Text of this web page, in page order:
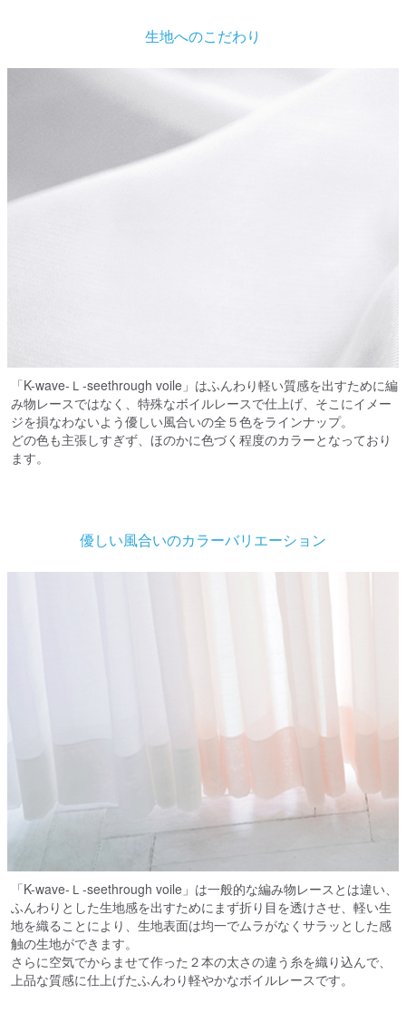
生地へのこだわり
「K-wave-Ｌ-seethrough voile」はふんわり軽い質感を出すために編
み物レースではなく、特殊なボイルレースで仕上げ、そこにイメー
ジを損なわないよう優しい風合いの全５色をラインナップ。
どの色も主張しすぎず、ほのかに色づく程度のカラーとなっており
ます。
優しい風合いのカラーバリエーション
「K-wave-Ｌ-seethrough voile」は一般的な編み物レースとは違い、
ふんわりとした生地感を出すためにまず折り目を透けさせ、軽い生
地を織ることにより、生地表面は均一でムラがなくサラッとした感
触の生地ができます。
さらに空気でからませて作った２本の太さの違う糸を織り込んで、
上品な質感に仕上げたふんわり軽やかなボイルレースです。